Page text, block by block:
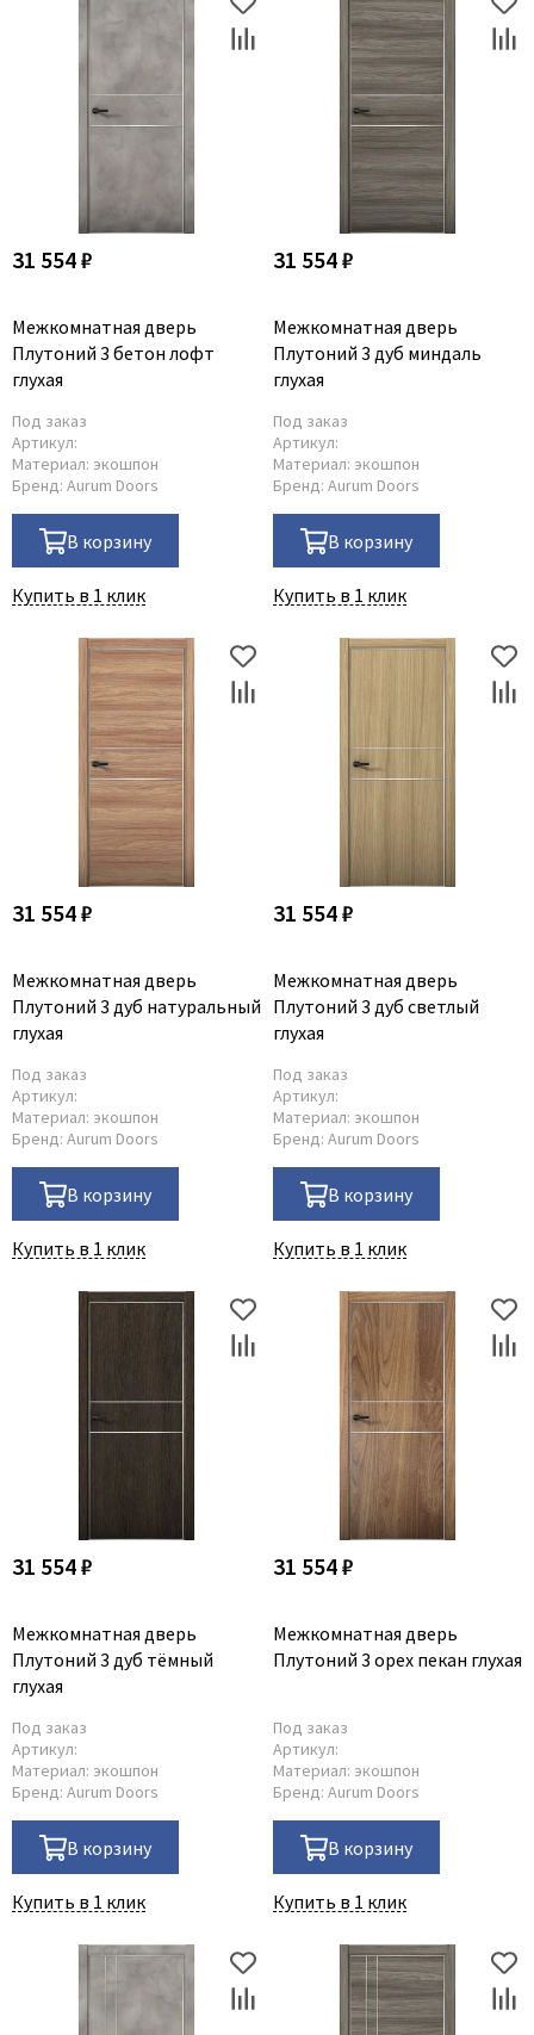
31 554 ₽
Межкомнатная дверь
Плутоний 3 бетон лофт
глухая
Под заказ
Артикул:
Материал: экошпон
Бренд: Aurum Doors
В корзину
Купить в 1 клик
31 554 ₽
Межкомнатная дверь
Плутоний 3 дуб миндаль
глухая
Под заказ
Артикул:
Материал: экошпон
Бренд: Aurum Doors
В корзину
Купить в 1 клик
31 554 ₽
Межкомнатная дверь
Плутоний 3 дуб натуральный
глухая
Под заказ
Артикул:
Материал: экошпон
Бренд: Aurum Doors
В корзину
Купить в 1 клик
31 554 ₽
Межкомнатная дверь
Плутоний 3 дуб светлый
глухая
Под заказ
Артикул:
Материал: экошпон
Бренд: Aurum Doors
В корзину
Купить в 1 клик
31 554 ₽
Межкомнатная дверь
Плутоний 3 дуб тёмный
глухая
Под заказ
Артикул:
Материал: экошпон
Бренд: Aurum Doors
В корзину
Купить в 1 клик
31 554 ₽
Межкомнатная дверь
Плутоний 3 орех пекан глухая
Под заказ
Артикул:
Материал: экошпон
Бренд: Aurum Doors
В корзину
Купить в 1 клик